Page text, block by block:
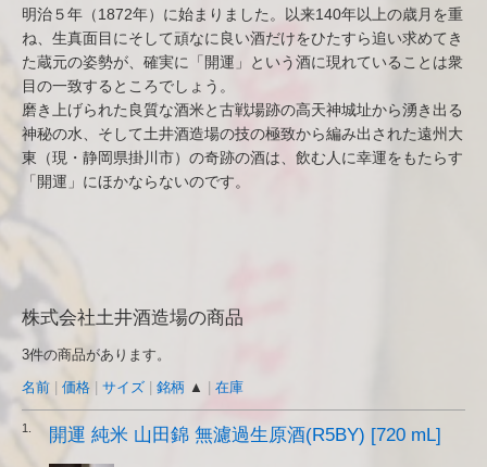
明治５年（1872年）に始まりました。以来140年以上の歳月を重
ね、生真面目にそして頑なに良い酒だけをひたすら追い求めてき
た蔵元の姿勢が、確実に「開運」という酒に現れていることは衆
目の一致するところでしょう。
磨き上げられた良質な酒米と古戦場跡の高天神城址から湧き出る
神秘の水、そして土井酒造場の技の極致から編み出された遠州大
東（現・静岡県掛川市）の奇跡の酒は、飲む人に幸運をもたらす
「開運」にほかならないのです。
株式会社土井酒造場の商品
3件の商品があります。
名前
価格 サイズ 銘柄 ▲ 在庫
1. 開運 純米 山田錦 無濾過生原酒(R5BY) [720 mL]